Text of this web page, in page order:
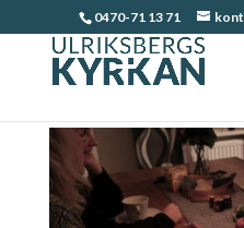
0470-71 13 71